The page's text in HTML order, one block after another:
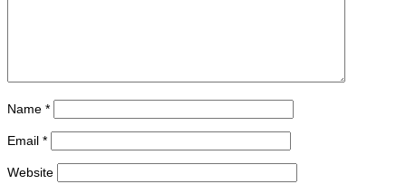
Name *
Email *
Website